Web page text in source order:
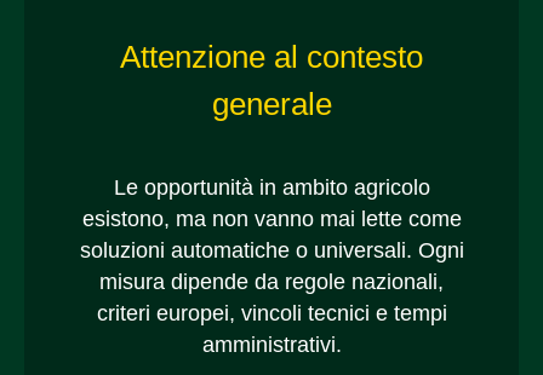
Attenzione al contesto
generale
Le opportunità in ambito agricolo
esistono, ma non vanno mai lette come
soluzioni automatiche o universali. Ogni
misura dipende da regole nazionali,
criteri europei, vincoli tecnici e tempi
amministrativi.